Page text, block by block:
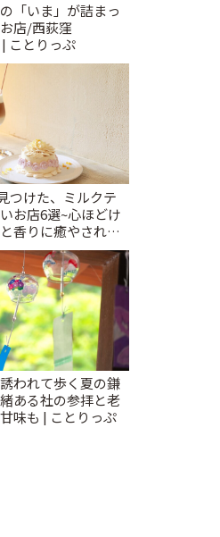
「いま」が詰まっ
店/西荻窪
ことりっぷ
つけた、ミルクテ
お店6選~心ほどけ
香りに癒やされる
| ことりっぷ
われて歩く夏の鎌
ある社の参拝と老
味も | ことりっぷ